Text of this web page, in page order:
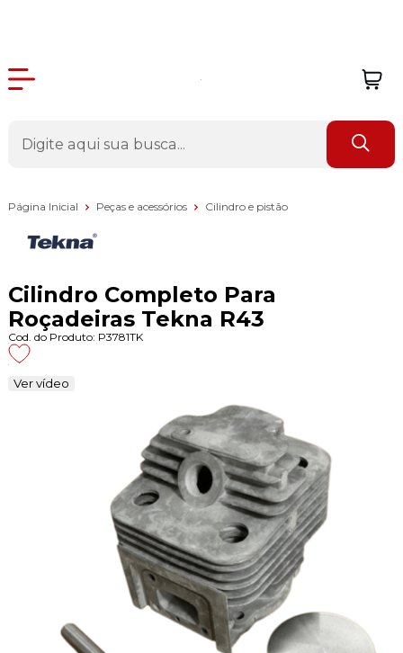
Página Inicial Peças e acessórios Cilindro e pistão
Cilindro Completo Para
Roçadeiras Tekna R43
Cod. do Produto: P3781TK
Ver vídeo